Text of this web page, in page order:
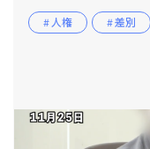
# 人権 # 差別